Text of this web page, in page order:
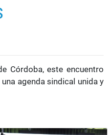
Córdoba, este encuentro
agenda sindical unida y